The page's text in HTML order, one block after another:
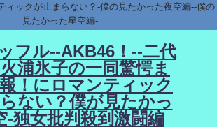
ィックが止まらない？-僕の見たかった夜空編--僕の
見たかった星空編-
フル--AKB46！--二代
浦氷子の一同驚愕ま
！にロマンティック
ない？僕が見たかっ
-独女批判殺到激闘編